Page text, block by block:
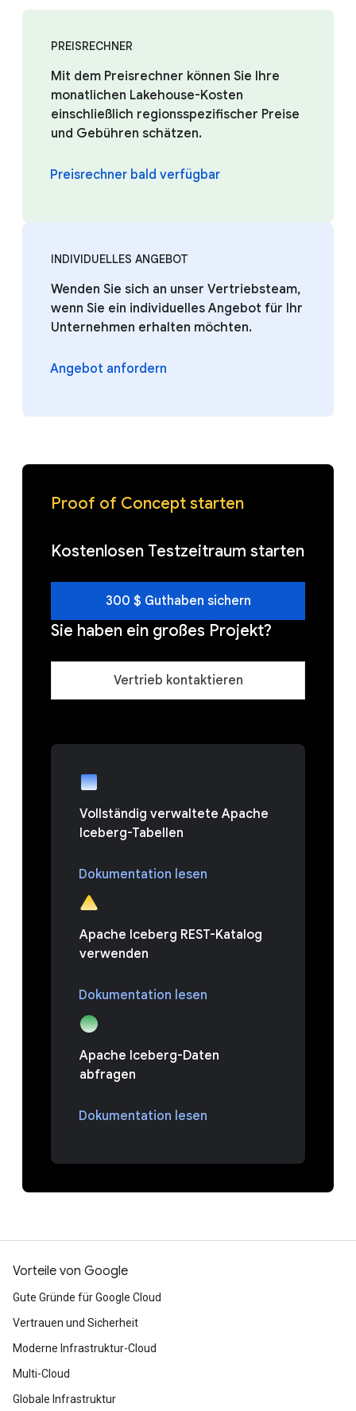
PREISRECHNER
Mit dem Preisrechner können Sie Ihre
monatlichen Lakehouse-Kosten
einschließlich regionsspezifischer Preise
und Gebühren schätzen.
Preisrechner bald verfügbar
INDIVIDUELLES ANGEBOT
Wenden Sie sich an unser Vertriebsteam,
wenn Sie ein individuelles Angebot für Ihr
Unternehmen erhalten möchten.
Angebot anfordern
Proof of Concept starten
Kostenlosen Testzeitraum starten
300 $ Guthaben sichern
Sie haben ein großes Projekt?
Vertrieb kontaktieren
Vollständig verwaltete Apache
Iceberg-Tabellen
Dokumentation lesen
Apache Iceberg REST-Katalog
verwenden
Dokumentation lesen
Apache Iceberg-Daten
abfragen
Dokumentation lesen
Vorteile von Google
Gute Gründe für Google Cloud
Vertrauen und Sicherheit
Moderne Infrastruktur-Cloud
Multi-Cloud
Globale Infrastruktur